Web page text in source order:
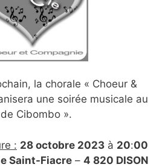
la chorale « Choeur &
une soirée musicale au
Cibombo ».
: 28 octobre 2023 à 20:00
Saint-Fiacre – 4 820 DISON